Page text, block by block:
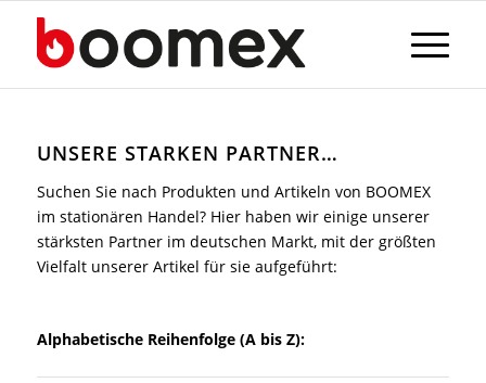
UNSERE STARKEN PARTNER…
Suchen Sie nach Produkten und Artikeln von BOOMEX
im stationären Handel? Hier haben wir einige unserer
stärksten Partner im deutschen Markt, mit der größten
Vielfalt unserer Artikel für sie aufgeführt:
Alphabetische Reihenfolge (A bis Z):